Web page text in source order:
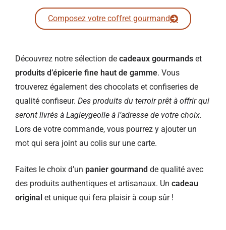
Composez votre coffret gourmand
Découvrez notre sélection de cadeaux gourmands et
produits d’épicerie fine haut de gamme. Vous
trouverez également des chocolats et confiseries de
qualité confiseur. Des produits du terroir prêt à offrir qui
seront livrés à Lagleygeolle à l’adresse de votre choix.
Lors de votre commande, vous pourrez y ajouter un
mot qui sera joint au colis sur une carte.
Faites le choix d’un panier gourmand de qualité avec
des produits authentiques et artisanaux. Un cadeau
original et unique qui fera plaisir à coup sûr !